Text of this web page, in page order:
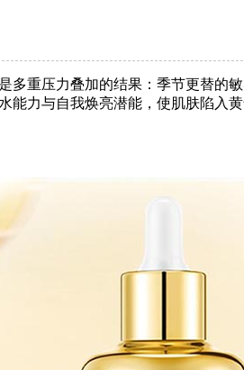
重压力叠加的结果：季节更替的
力与自我焕亮潜能，使肌肤陷入